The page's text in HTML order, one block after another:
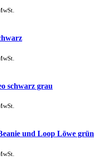
schwarz grau
und Loop Löwe grün